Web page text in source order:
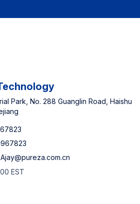
Park, No. 288 Guanglin Road, Haishu
Ajay@pureza.com.cn
EST